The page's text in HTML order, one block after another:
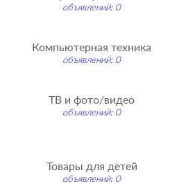
объявлений: 0
Компьютерная техника
объявлений: 0
ТВ и фото/видео
объявлений: 0
Товары для детей
объявлений: 0